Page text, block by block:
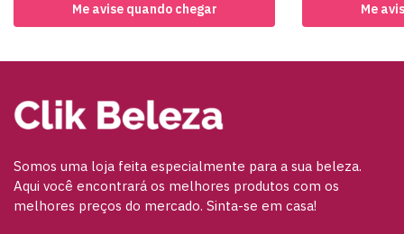
Me avise quando chegar Me
Somos uma loja feita especialmente para a sua beleza.
Aqui você encontrará os melhores produtos com os
melhores preços do mercado. Sinta-se em casa!